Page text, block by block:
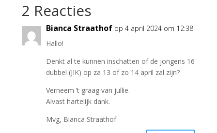
2 Reacties
Bianca Straathof op 4 april 2024 om 12:38
Hallo!
Denkt al te kunnen inschatten of de jongens 16
dubbel (JIK) op za 13 of zo 14 april zal zijn?
Verneem ’t graag van jullie.
Alvast hartelijk dank.
Mvg, Bianca Straathof